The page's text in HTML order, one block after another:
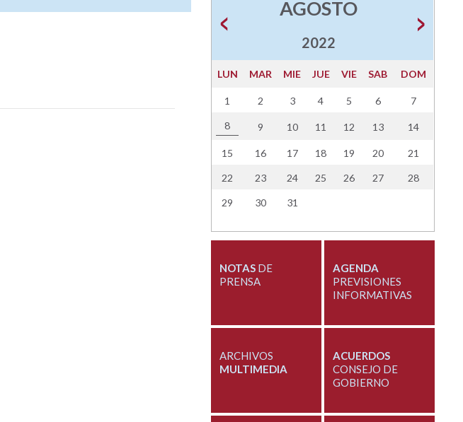
AGOSTO
2022
LUN MAR MIE JUE VIE SAB DOM
1 2 3 4 5 6 7
8 9 10 11 12 13 14
15 16 17 18 19 20 21
22 23 24 25 26 27 28
29 30 31
NOTASDE
PRENSA
AGENDA
PREVISIONES
INFORMATIVAS
ARCHIVOS
MULTIMEDIA
ACUERDOS
CONSEJO DE
GOBIERNO